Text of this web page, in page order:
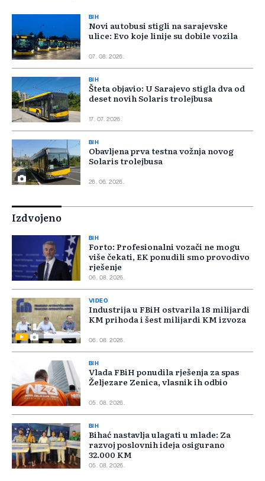
BIH
Novi autobusi stigli na sarajevske
ulice: Evo koje linije su dobile vozila
07. 08. 2026.
BIH
Šteta objavio: U Sarajevo stigla dva od
deset novih Solaris trolejbusa
17. 07. 2026.
BIH
Obavljena prva testna vožnja novog
Solaris trolejbusa
26. 06. 2026.
Izdvojeno
BIH
Forto: Profesionalni vozači ne mogu
više čekati, EK ponudili smo provodivo
rješenje
06. 08. 2026.
VIDEO
Industrija u FBiH ostvarila 18 milijardi
KM prihoda i šest milijardi KM izvoza
06. 08. 2026.
BIH
Vlada FBiH ponudila rješenja za spas
Željezare Zenica, vlasnik ih odbio
05. 08. 2026.
BIH
Bihać nastavlja ulagati u mlade: Za
razvoj poslovnih ideja osigurano
32.000 KM
05. 08. 2026.